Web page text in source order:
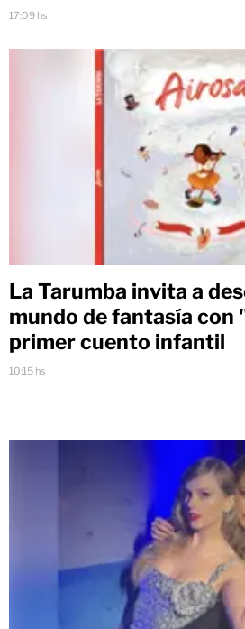
17:09 hs
La Tarumba invita a
mundo de fantasía con
primer cuento infantil
10:15 hs